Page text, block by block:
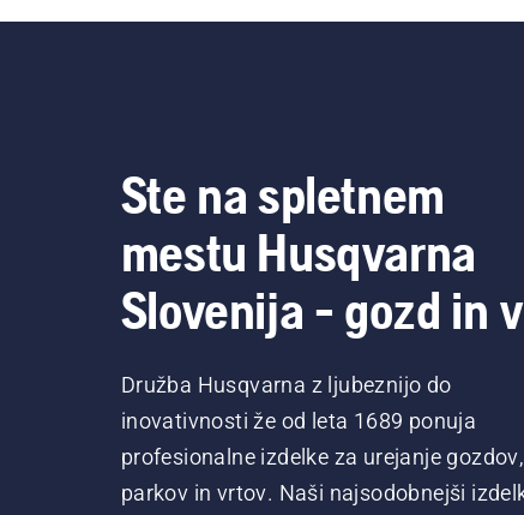
Ste na spletnem
mestu Husqvarna
Slovenija - gozd in
Družba Husqvarna z ljubeznijo do
inovativnosti že od leta 1689 ponuja
profesionalne izdelke za urejanje gozdov,
parkov in vrtov. Naši najsodobnejši